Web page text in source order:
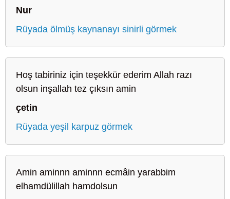
Nur
Rüyada ölmüş kaynanayı sinirli görmek
Hoş tabiriniz için teşekkür ederim Allah razı
olsun inşallah tez çıksın amin
çetin
Rüyada yeşil karpuz görmek
Amin aminnn aminnn ecmâin yarabbim
elhamdülillah hamdolsun